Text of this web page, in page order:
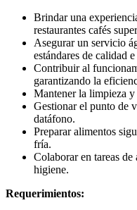
Brindar una
restaurantes cafés
Asegurar un servicio
estándares de calidad
Contribuir al
garantizando la
Mantener la limpieza y
Gestionar el punto de
datáfono.
Preparar alimentos
fría.
Colaborar en tareas
higiene.
Requerimientos: